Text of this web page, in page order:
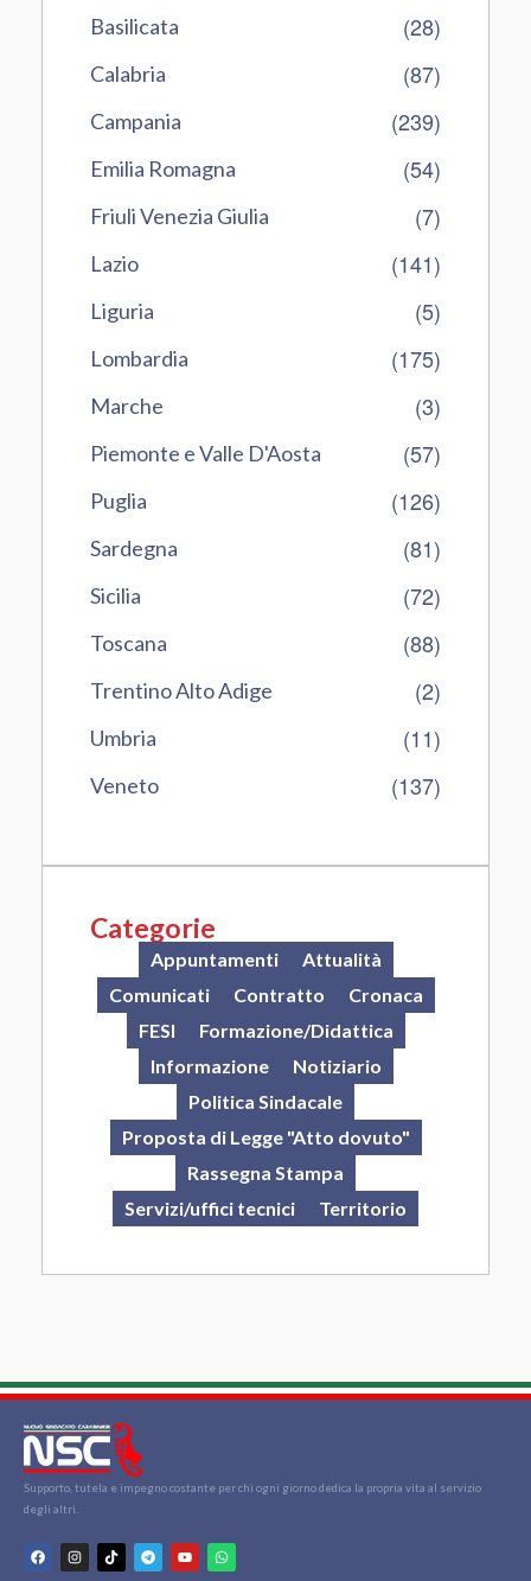
Basilicata (28)
Calabria (87)
Campania (239)
Emilia Romagna (54)
Friuli Venezia Giulia (7)
Lazio (141)
Liguria (5)
Lombardia (175)
Marche (3)
Piemonte e Valle D'Aosta (57)
Puglia (126)
Sardegna (81)
Sicilia (72)
Toscana (88)
Trentino Alto Adige (2)
Umbria (11)
Veneto (137)
Categorie
Appuntamenti
Attualità
Comunicati
Contratto
Cronaca
FESI
Formazione/Didattica
Informazione
Notiziario
Politica Sindacale
Proposta di Legge "Atto dovuto"
Rassegna Stampa
Servizi/uffici tecnici
Territorio
Supporto, tutela e impegno costante per chi ogni giorno dedica la propria vita al servizio
degli altri.